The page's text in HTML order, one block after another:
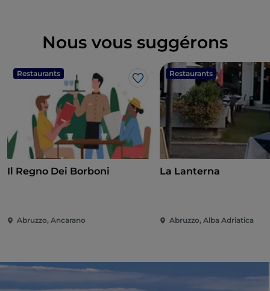
Nous vous suggérons
Restaurants
J’aime
Il Regno Dei Borboni
Abruzzo, Ancarano
Restaurants
La Lanterna
Abruzzo, Alba Adriatica